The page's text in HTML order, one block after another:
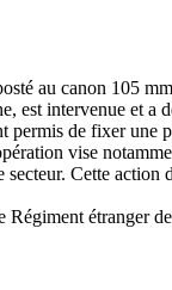
au canon 105
est intervenue et a
de fixer une
vise
Cette
étranger